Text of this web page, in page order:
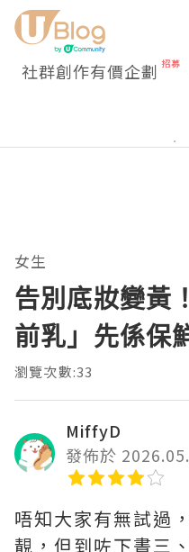
社群創作有價企劃
女生
告別底妝變黃
前乳」先係保
瀏覽次數:33
MiffyD
發佈於
唔知大家有無試過
靚，但到咗下晝三